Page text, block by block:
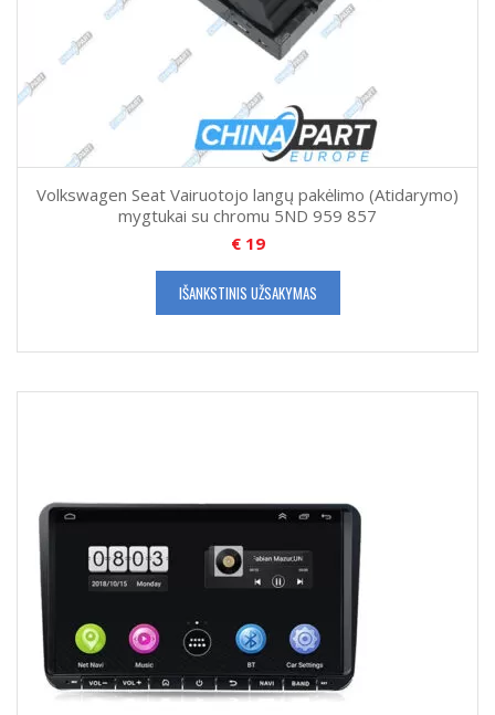
Volkswagen Seat Vairuotojo langų pakėlimo (Atidarymo)
mygtukai su chromu 5ND 959 857
€19
IŠANKSTINIS UŽSAKYMAS